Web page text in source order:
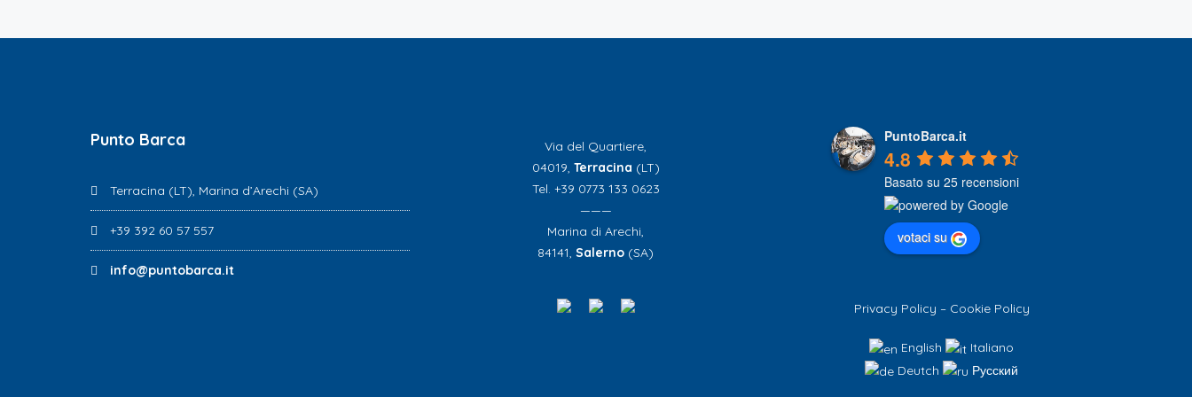
Punto Barca
Terracina (LT), Marina d’Arechi (SA)
+39 392 60 57 557
info@puntobarca.it
Via del Quartiere,
04019, Terracina (LT)
Tel. +39 0773 133 0623
———
Marina di Arechi,
84141,Salerno (SA)
PuntoBarca.it
4.8
Basato su 25 recensioni
votaci su
Privacy Policy – Cookie Policy
English
Italiano
Deutch
Русский